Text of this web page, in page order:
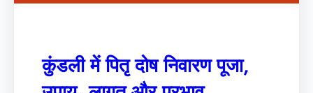
कुंडली में पितृ दोष निवारण पूजा,